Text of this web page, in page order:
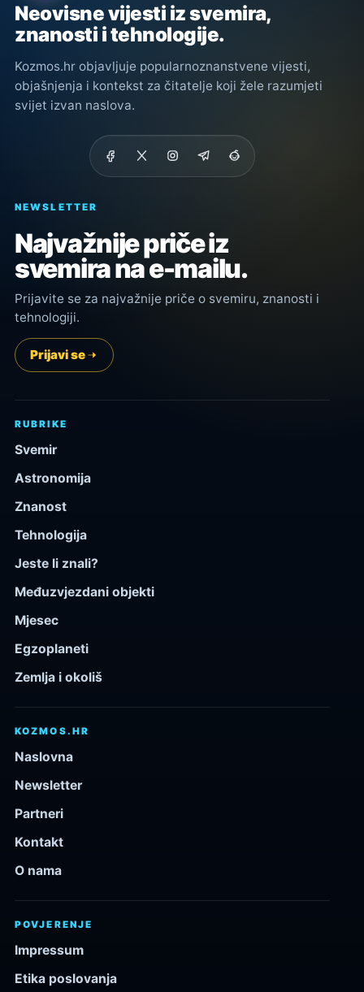
Neovisne vijesti iz svemira,
znanosti i tehnologije.
Kozmos.hr objavljuje popularnoznanstvene vijesti,
objašnjenja i kontekst za čitatelje koji žele razumjeti
svijet izvan naslova.
NEWSLETTER
Najvažnije priče iz
svemira na e-mailu.
Prijavite se za najvažnije priče o svemiru, znanosti i
tehnologiji.
Prijavi se
RUBRIKE
Svemir
Astronomija
Znanost
Tehnologija
Jeste li znali?
Međuzvjezdani objekti
Mjesec
Egzoplaneti
Zemlja i okoliš
KOZMOS.HR
Naslovna
Newsletter
Partneri
Kontakt
O nama
POVJERENJE
Impressum
Etika poslovanja